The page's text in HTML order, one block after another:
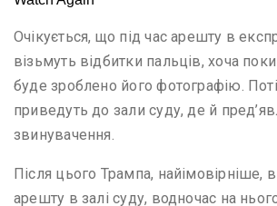
Очікується, що під час арешту в
візьмуть відбитки пальців, хоча
буде зроблено його фотографію.
приведуть до зали суду, де й
звинувачення.
Після цього Трампа, найімовірніше,
арешту в залі суду, водночас на